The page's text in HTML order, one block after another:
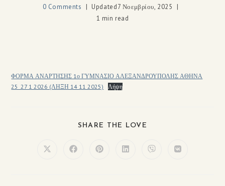
0 Comments
Updated7 Νοεμβρίου, 2025
1 min read
ΦΟΡΜΑ ΑΝΑΡΤΗΣΗΣ 1ο ΓΥΜΝΑΣΙΟ ΑΛΕΞΑΝΔΡΟΥΠΟΛΗΣ ΑΘΗΝΑ
25_27 1 2026 (ΛΗΞΗ 14 11 2025)
Λήψη
SHARE THE LOVE